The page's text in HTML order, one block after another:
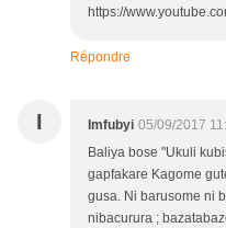
https://
Répondre
I Imfubyi 05/09/2017
Baliya bose "Ukuli
gapfakare Kagome
gusa. Ni barusome ni
nibacurura ;